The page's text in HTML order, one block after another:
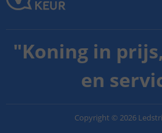
"Koning in
en
Copyright © 2026